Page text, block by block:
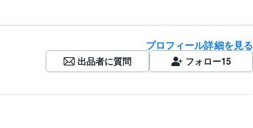
プロフィール詳細を見る
出品者に質問 フォロー15